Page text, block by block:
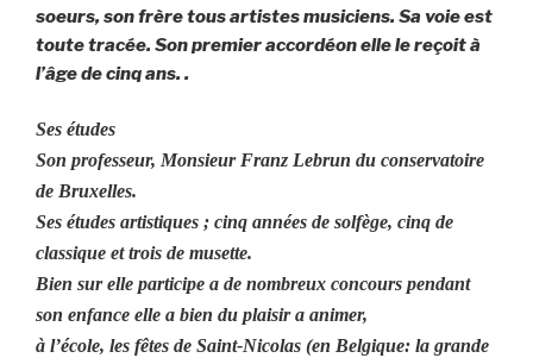
soeurs, son frère tous artistes musiciens. Sa voie est
toute tracée. Son premier accordéon elle le reçoit à
l’âge de cinq ans. .
Ses études
Son professeur, Monsieur Franz Lebrun du conservatoire
de Bruxelles.
Ses études artistiques ; cinq années de solfège, cinq de
classique et trois de musette.
Bien sur elle participe a de nombreux concours pendant
son enfance elle a bien du plaisir a animer,
à l’école, les fêtes de Saint-Nicolas (en Belgique: la grande